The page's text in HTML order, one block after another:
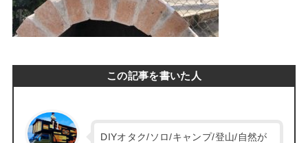
この記事を書いた人
DIYオタク/ソロ/キャンプ/登山/自然が